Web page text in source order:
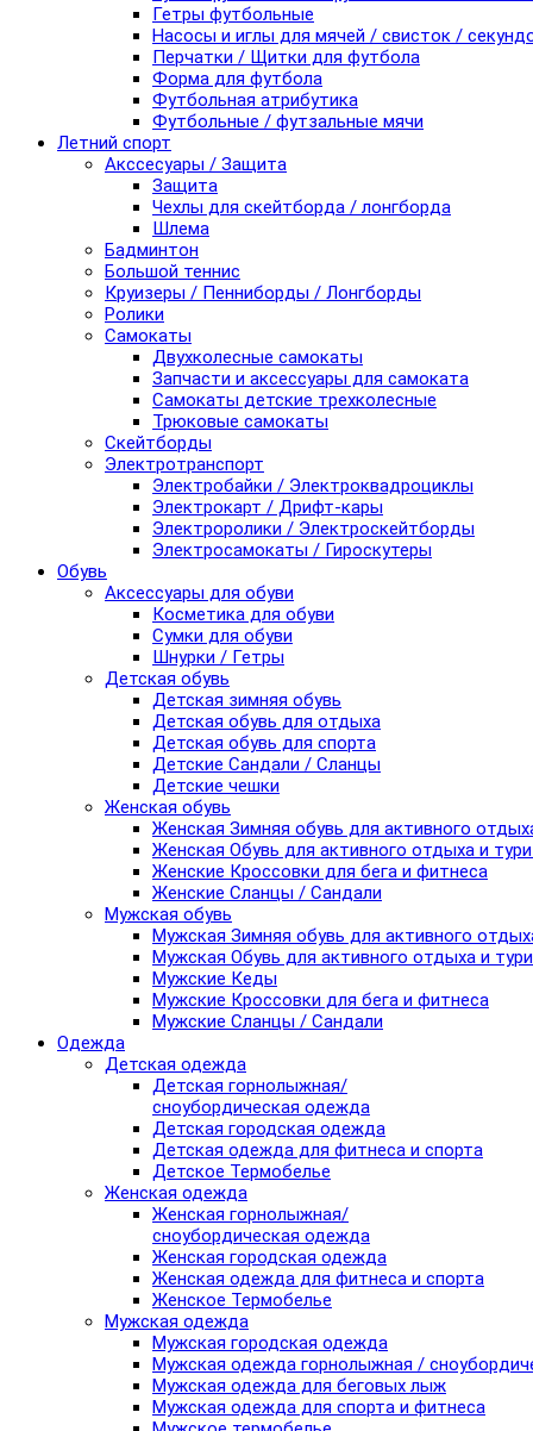
Гетры футбольные
Насосы и иглы для мячей / свисток /
Перчатки / Щитки для футбола
Форма для футбола
Футбольная атрибутика
Футбольные / футзальные мячи
Летний спорт
Акссесуары / Защита
Защита
Чехлы для скейтборда / лонгборда
Шлема
Бадминтон
Большой теннис
Круизеры / Пенниборды / Лонгборды
Ролики
Самокаты
Двухколесные самокаты
Запчасти и аксессуары для самоката
Самокаты детские трехколесные
Трюковые самокаты
Скейтборды
Электротранспорт
Электробайки / Электроквадроциклы
Электрокарт / Дрифт-кары
Электроролики / Электроскейтборды
Электросамокаты / Гироскутеры
Обувь
Аксессуары для обуви
Косметика для обуви
Сумки для обуви
Шнурки / Гетры
Детская обувь
Детская зимняя обувь
Детская обувь для отдыха
Детская обувь для спорта
Детские Сандали / Сланцы
Детские чешки
Женская обувь
Женская Зимняя обувь для активного
Женская Обувь для активного отдыха и
Женские Кроссовки для бега и фитнеса
Женские Сланцы / Сандали
Мужская обувь
Мужская Зимняя обувь для активного
Мужская Обувь для активного отдыха и
Мужские Кеды
Мужские Кроссовки для бега и фитнеса
Мужские Сланцы / Сандали
Одежда
Детская одежда
Детская горнолыжная/
сноубордическая одежда
Детская городская одежда
Детская одежда для фитнеса и спорта
Детское Термобелье
Женская одежда
Женская горнолыжная/
сноубордическая одежда
Женская городская одежда
Женская одежда для фитнеса и спорта
Женское Термобелье
Мужская одежда
Мужская городская одежда
Мужская одежда горнолыжная /
Мужская одежда для беговых лыж
Мужская одежда для спорта и фитнеса